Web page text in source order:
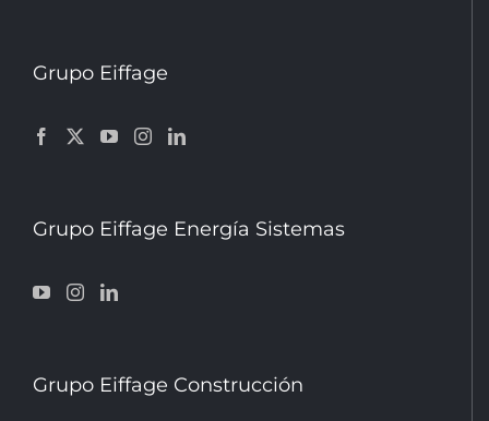
Grupo Eiffage
Grupo Eiffage Energía Sistemas
Grupo Eiffage Construcción